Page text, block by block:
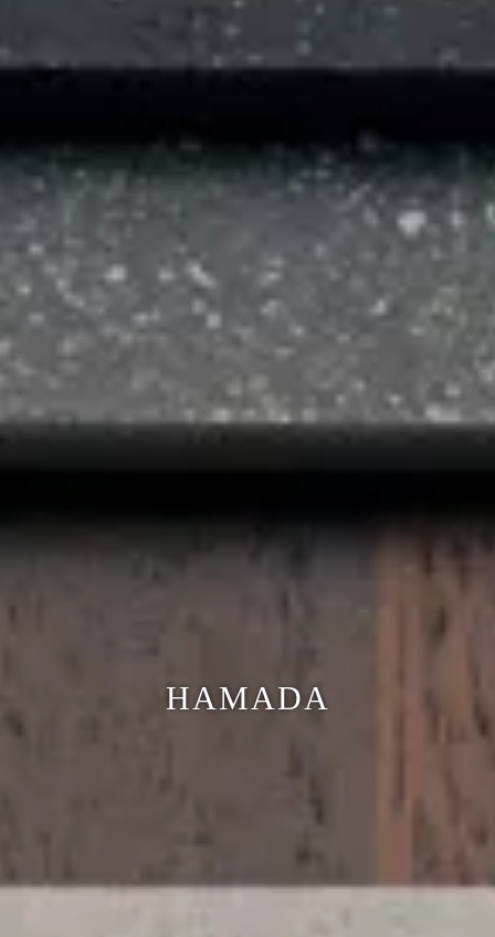
HAMADA